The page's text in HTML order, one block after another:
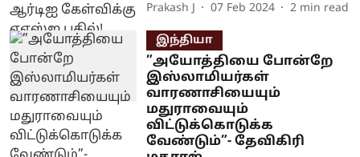
Prakash J 07 Feb 2024 2 min read
இந்தியா
”அயோத்தியை போன்றே
இஸ்லாமியர்கள்
வாரணாசியையும்
மதுராவையும்
விட்டுக்கொடுக்க
வேண்டும்”- தேவிகிரி